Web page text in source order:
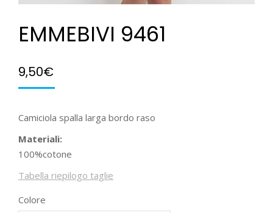
EMMEBIVI 9461
9,50€
Camiciola spalla larga bordo raso
Materiali:
100%cotone
Tabella riepilogo taglie
Colore